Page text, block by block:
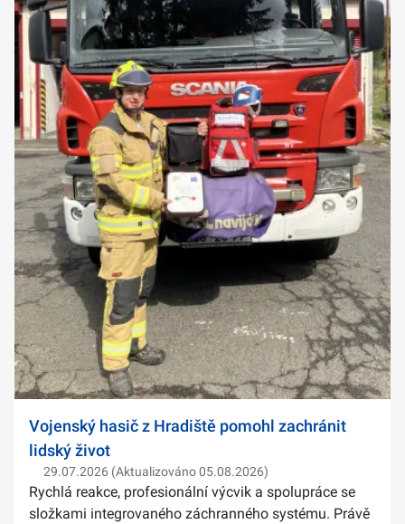
Vojenský hasič z Hradiště pomohl zachránit
lidský život
29.07.2026 (Aktualizováno 05.08.2026)
Rychlá reakce, profesionální výcvik a spolupráce se
složkami integrovaného záchranného systému. Právě